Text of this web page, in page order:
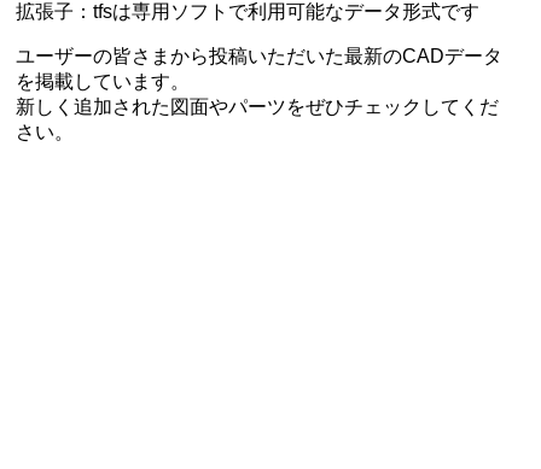
拡張子：tfsは専用ソフトで利用可能なデータ形式です
ユーザーの皆さまから投稿いただいた最新のCADデータ
を掲載しています。
新しく追加された図面やパーツをぜひチェックしてくだ
さい。